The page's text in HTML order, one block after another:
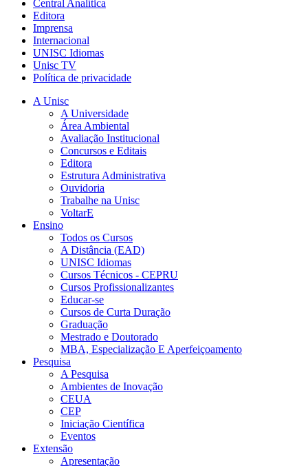
Central Analítica
Editora
Imprensa
Internacional
UNISC Idiomas
Unisc TV
Política de privacidade
A Unisc
A Universidade
Área Ambiental
Avaliação Institucional
Concursos e Editais
Editora
Estrutura Administrativa
Ouvidoria
Trabalhe na Unisc
VoltarE
Ensino
Todos os Cursos
A Distância (EAD)
UNISC Idiomas
Cursos Técnicos - CEPRU
Cursos Profissionalizantes
Educar-se
Cursos de Curta Duração
Graduação
Mestrado e Doutorado
MBA, Especialização E Aperfeiçoamento
Pesquisa
A Pesquisa
Ambientes de Inovação
CEUA
CEP
Iniciação Científica
Eventos
Extensão
Apresentação